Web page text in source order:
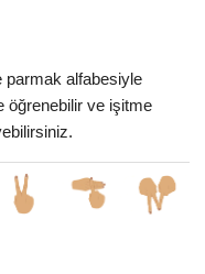
parmak alfabesiyle
öğrenebilir ve işitme